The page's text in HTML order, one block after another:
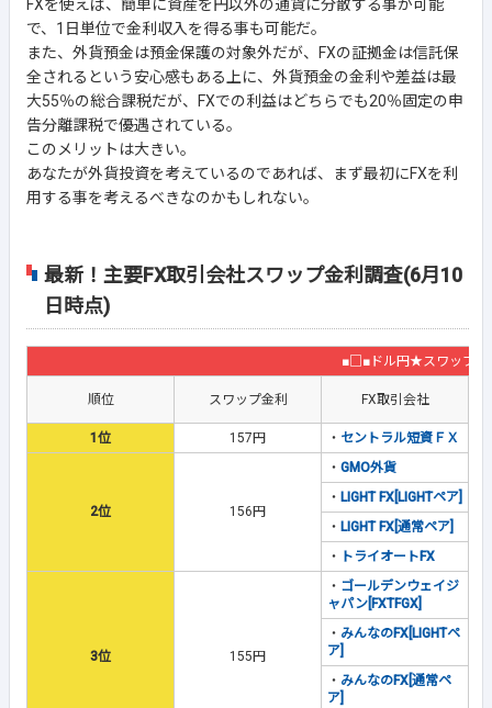
FXを使えば、簡単に資産を円以外の通貨に分散する事が可能
で、1日単位で金利収入を得る事も可能だ。
また、外貨預金は預金保護の対象外だが、FXの証拠金は信託保
全されるという安心感もある上に、外貨預金の金利や差益は最
大55％の総合課税だが、FXでの利益はどちらでも20％固定の申
告分離課税で優遇されている。
このメリットは大きい。
あなたが外貨投資を考えているのであれば、まず最初にFXを利
用する事を考えるべきなのかもしれない。
最新！主要FX取引会社スワップ金利調査(6月10
日時点)
■□■ドル円★スワップ
順位 スワップ金利 FX取引会社
1位 157円 ・ セントラル短資ＦＸ
2位 156円
・ GMO外貨
・ LIGHT FX[LIGHTペア]
・ LIGHT FX[通常ペア]
・
トライオートFX
3位 155円
・ ゴールデンウェイジ
ャパン[FXTFGX]
・ みんなのFX[LIGHTペ
ア]
・ みんなのFX[通常ペ
ア]